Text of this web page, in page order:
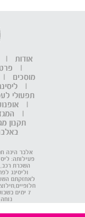
אודות |
|
מוסכים
|
|
תפעולי
|
|
תקנון
אלבר הינה
פעילותה:
השכרת רכב,
וליסינג
לאחזקתם
7 ימים